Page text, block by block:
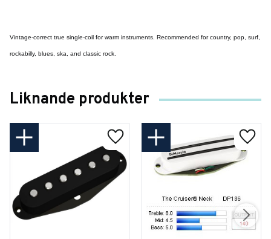
Vintage-correct true single-coil for warm instruments. Recommended for country, pop, surf,
rockabilly, blues, ska, and classic rock.
Liknande produkter